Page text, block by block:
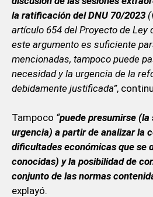
la ratificación del DNU 70/2023
artículo 654 del Proyecto de Ley
este argumento es suficiente
mencionadas, tampoco puede
necesidad y la urgencia de la
debidamente justificada”,
Tampoco “puede presumirse (la
urgencia) a partir de analizar la
dificultades económicas que se
conocidas) y la posibilidad de
conjunto de las normas
explayó.